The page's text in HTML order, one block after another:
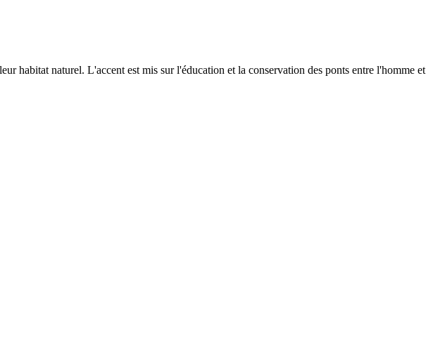
habitat naturel. L'accent est mis sur l'éducation et la conservation des ponts entre l'homme et